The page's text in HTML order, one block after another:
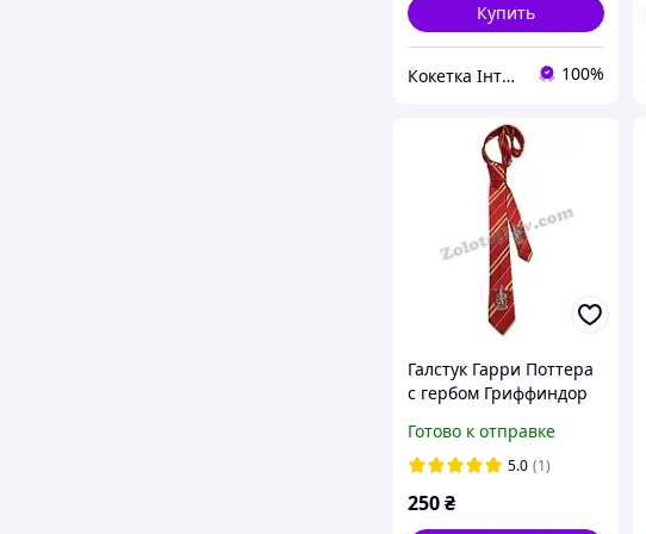
Купить
Кокетка Інтернет Магазин 100%
Галстук Гарри Поттера
с гербом Гриффиндор
Готово к отправке
5.0 (1)
250₴